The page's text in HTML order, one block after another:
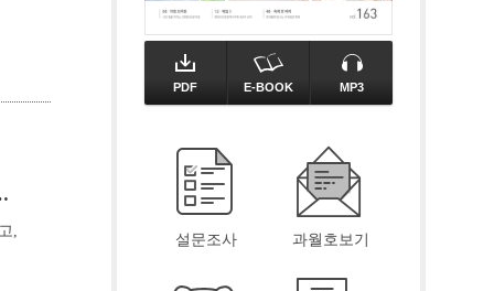
,
PDF E-BOOK MP3
설문조사 과월호보기